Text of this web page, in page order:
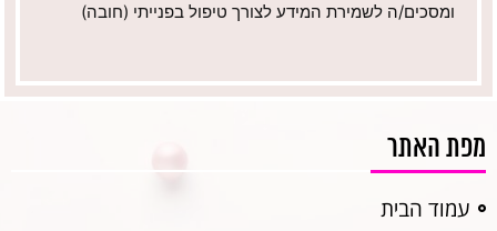
ומסכים/ה לשמירת המידע לצורך טיפול בפנייתי (חובה)
מפת האתר
עמוד הבית